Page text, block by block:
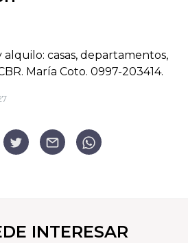
alquilo: casas, departamentos,
María Coto. 0997-203414.
INTERESAR